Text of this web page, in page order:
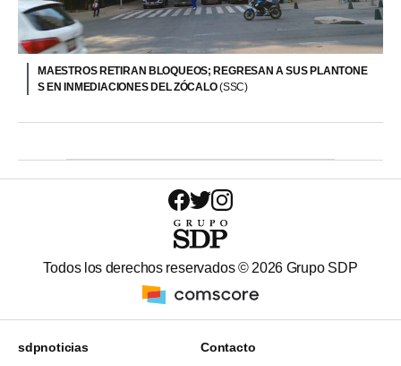
MAESTROS RETIRAN BLOQUEOS; REGRESAN A SUS PLANTONE
S EN INMEDIACIONES DEL ZÓCALO(SSC)
Todos los derechos reservados © 2026 Grupo SDP
sdpnoticias Contacto